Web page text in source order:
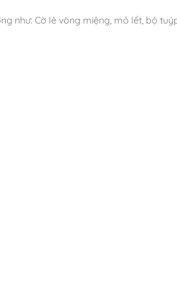
như: Cờ lê vòng miệng, mỏ lết, bộ